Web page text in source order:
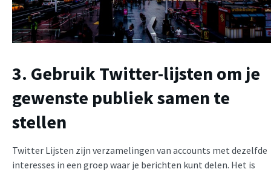
3. Gebruik Twitter-lijsten om je
gewenste publiek samen te
stellen
Twitter Lijsten zijn verzamelingen van accounts met dezelfde
interesses in een groep waar je berichten kunt delen. Het is